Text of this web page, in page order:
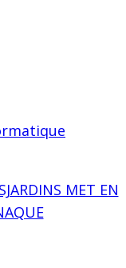
MET EN